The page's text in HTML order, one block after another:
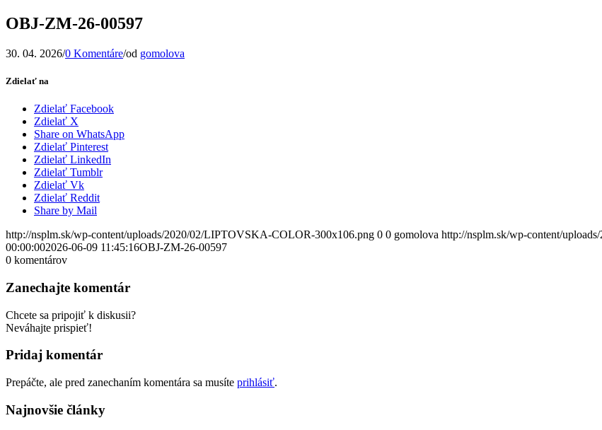
OBJ-ZM-26-00597
30. 04. 2026/0 Komentáre/od gomolova
Zdielať na
Zdielať Facebook
Zdielať X
Share on WhatsApp
Zdielať Pinterest
Zdielať LinkedIn
Zdielať Tumblr
Zdielať Vk
Zdielať Reddit
Share by Mail
http://nsplm.sk/wp-content/uploads/2020/02/LIPTOVSKA-COLOR-300x106.png 0 0 gomolova http://nsplm.sk/wp-content/
00:00:002026-06-09 11:45:16OBJ-ZM-26-00597
0 komentárov
Zanechajte komentár
Chcete sa pripojiť k diskusii?
Neváhajte prispieť!
Pridaj komentár
Prepáčte, ale pred zanechaním komentára sa musíte prihlásiť.
Najnovšie články